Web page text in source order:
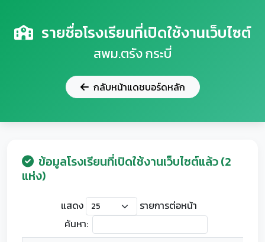
รายชื่อโรงเรียนที่เปิดใช้งานเว็บไซต์
สพม.ตรัง กระบี่
กลับหน้าแดชบอร์ดหลัก
ข้อมูลโรงเรียนที่เปิดใช้งานเว็บไซต์แล้ว (2
แห่ง)
แสดง
รายการต่อหน้า
ค้นหา: